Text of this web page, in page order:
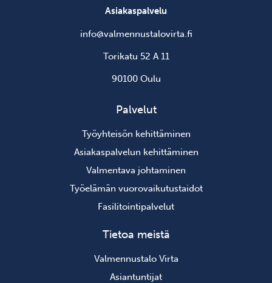
Asiakaspalvelu
info@valmennustalovirta.fi
Torikatu 52 A 11
90100 Oulu
Palvelut
Työyhteisön kehittäminen
Asiakaspalvelun kehittäminen
Valmentava johtaminen
Työelämän vuorovaikutustaidot
Fasilitointipalvelut
Tietoa meistä
Valmennustalo Virta
Asiantuntijat